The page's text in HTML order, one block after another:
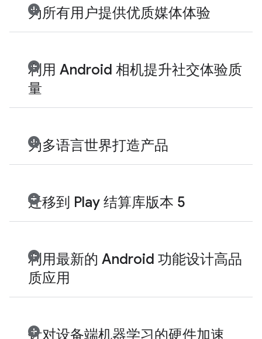
为所有用户提供优质媒体体验
利用 Android 相机提升社交体验质
量
为多语言世界打造产品
迁移到 Play 结算库版本 5
利用最新的 Android 功能设计高品
质应用
针对设备端机器学习的硬件加速